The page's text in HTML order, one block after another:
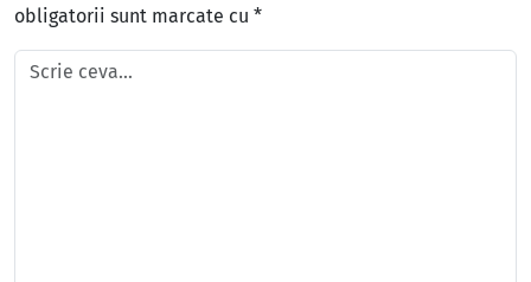
obligatorii sunt marcate cu *